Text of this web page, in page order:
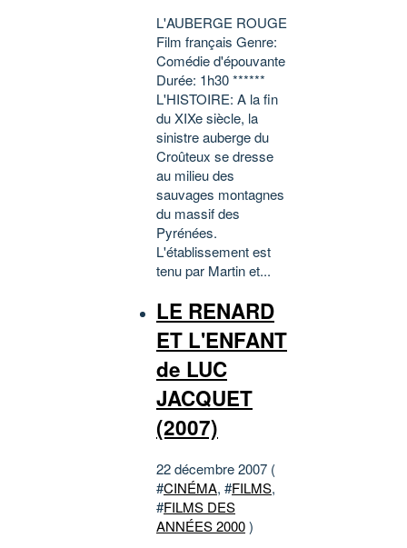
L'AUBERGE ROUGE
Film français Genre:
Comédie d'épouvante
Durée: 1h30 ******
L'HISTOIRE: A la fin
du XIXe siècle, la
sinistre auberge du
Croûteux se dresse
au milieu des
sauvages montagnes
du massif des
Pyrénées.
L'établissement est
tenu par Martin et...
LE RENARD
ET L'ENFANT
de LUC
JACQUET
(2007)
22 décembre 2007 (
#CINÉMA, #FILMS,
#FILMS DES
ANNÉES 2000)